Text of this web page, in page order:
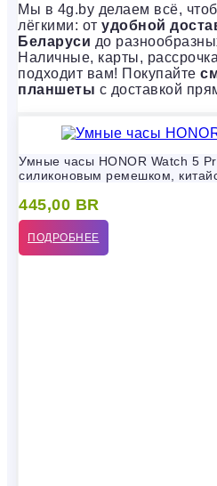
Мы в 4g.by делаем всё,
лёгкими: от удобной
Беларуси до
Наличные, карты,
подходит вам! Покупайте
планшеты с доставкой
Умные часы HONOR Watch 5
силиконовым ремешком,
445,00 BR
ПОДРОБНЕЕ